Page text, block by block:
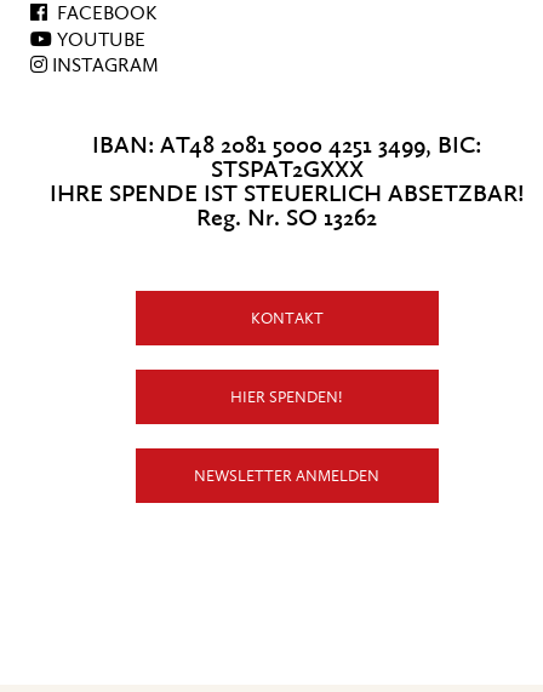
FACEBOOK
YOUTUBE
INSTAGRAM
IBAN: AT48 2081 5000 4251 3499, BIC:
STSPAT2GXXX
IHRE SPENDE IST STEUERLICH ABSETZBAR!
Reg. Nr. SO 13262
KONTAKT
HIER SPENDEN!
NEWSLETTER ANMELDEN